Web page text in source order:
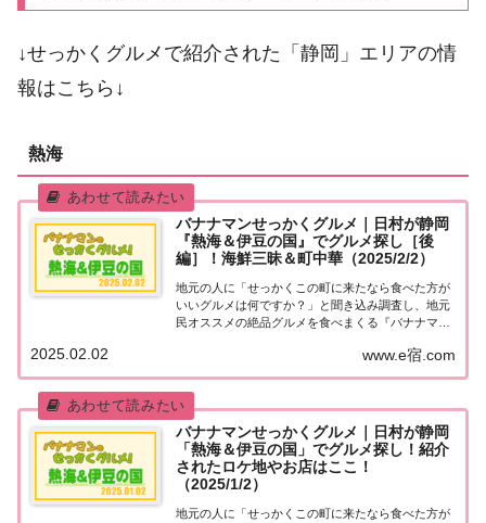
↓せっかくグルメで紹介された「静岡」エリアの情
報はこちら↓
熱海
バナナマンせっかくグルメ｜日村が静岡
『熱海＆伊豆の国』でグルメ探し［後
編］！海鮮三昧＆町中華（2025/2/2）
地元の人に「せっかくこの町に来たなら食べた方が
いいグルメは何ですか？」と聞き込み調査し、地元
民オススメの絶品グルメを食べまくる『バナナマン
ンのせっかくグルメ』は日村さんが静岡・熱海＆伊
豆の国で絶品グルメを満喫［続編］！熱海で朝獲...
www.e宿.com
2025.02.02
バナナマンせっかくグルメ｜日村が静岡
「熱海＆伊豆の国」でグルメ探し！紹介
されたロケ地やお店はここ！
（2025/1/2）
地元の人に「せっかくこの町に来たなら食べた方が